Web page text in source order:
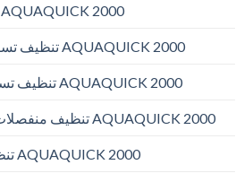
جميع تطبيقات تنظيف AQUAQUICK 2000
تنظيف تسربات الطرق باستخدام AQUAQUICK 2000
تنظيف تسربات الأرض باستخدام AQUAQUICK 2000
تنظيف منفصلات حفر النفط باستخدام AQUAQUICK 2000
تنظيف الأنابيب باستخدام AQUAQUICK 2000